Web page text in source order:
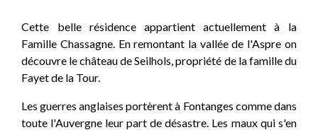
Cette belle résidence appartient actuellement à la
Famille Chassagne. En remontant la vallée de l'Aspre on
découvre le château de Seilhols, propriété de la famille du
Fayet de la Tour.
Les guerres anglaises portèrent à Fontanges comme dans
toute l'Auvergne leur part de désastre. Les maux qui s'en